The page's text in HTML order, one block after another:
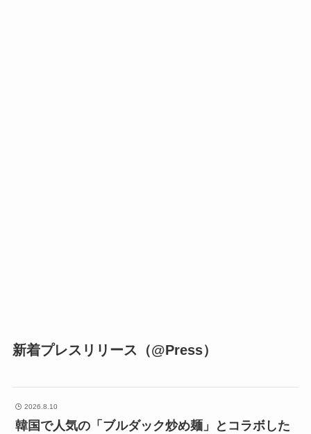
新着プレスリリース（@Press）
2026.8.10
韓国で人気の「ブルダック炒め麺」とコラボした